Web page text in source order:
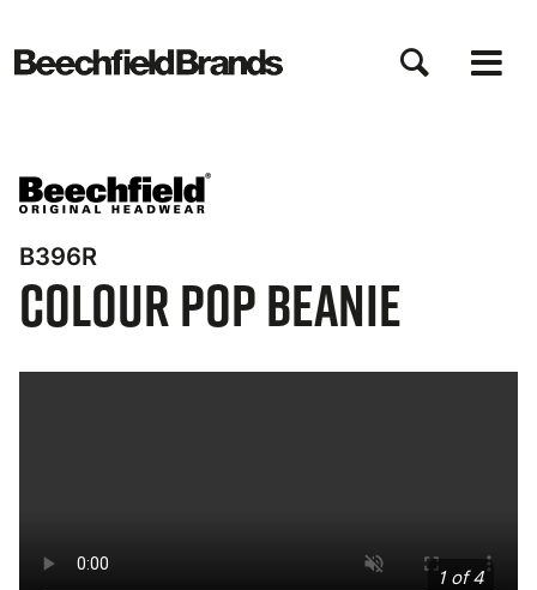
contenuto
B396R
Colour Pop Beanie
1 of 4